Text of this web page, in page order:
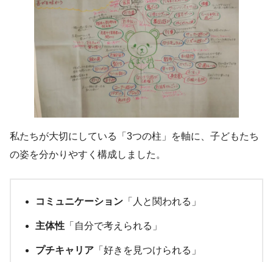
私たちが大切にしている「3つの柱」を軸に、子どもたち
の姿を分かりやすく構成しました。
コミュニケーション 「人と関われる」
主体性 「自分で考えられる」
プチキャリア 「好きを見つけられる」